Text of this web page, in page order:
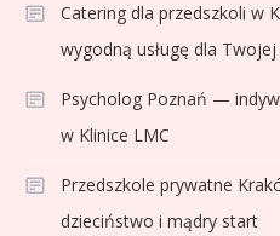
Catering dla przedszkoli w
wygodną usługę dla
Psycholog Poznań —
w Klinice LMC
Przedszkole prywatne
dzieciństwo i mądry start